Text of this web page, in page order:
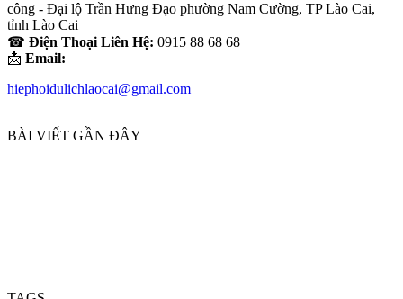
công - Đại lộ Trần Hưng Đạo phường Nam Cường, TP Lào Cai,
tỉnh Lào Cai
☎ Điện Thoại Liên Hệ: 0915 88 68 68
📩 Email:
hiephoidulichlaocai@gmail.com
BÀI VIẾT GẦN ĐÂY